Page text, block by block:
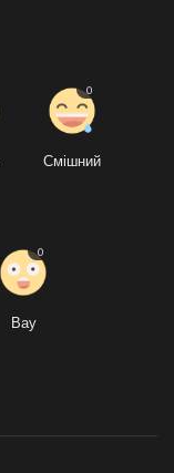
Смішний
0
Вау
0